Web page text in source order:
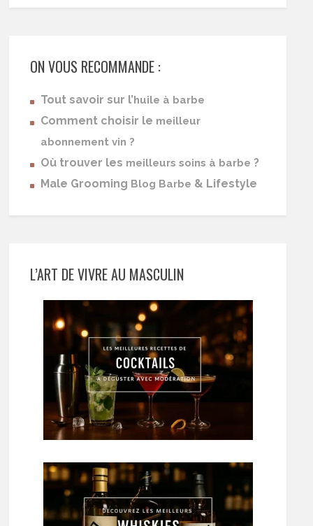
ON VOUS RECOMMANDE :
Tout savoir sur l’huile à barbe
Comment choisir le meilleur
abonnement vin ?
Où trouver les meilleurs soins à barbe ?
Male Grooming Blog Barbe & Lifestyle
L’ART DE VIVRE AU MASCULIN